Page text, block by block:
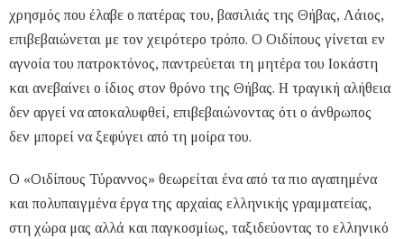
χρησμός που έλαβε ο πατέρας του, βασιλιάς της Θήβας, Λάιος,
επιβεβαιώνεται με τον χειρότερο τρόπο. Ο Οιδίπους γίνεται εν
αγνοία του πατροκτόνος, παντρεύεται τη μητέρα του Ιοκάστη
και ανεβαίνει ο ίδιος στον θρόνο της Θήβας. Η τραγική αλήθεια
δεν αργεί να αποκαλυφθεί, επιβεβαιώνοντας ότι ο άνθρωπος
δεν μπορεί να ξεφύγει από τη μοίρα του.
Ο «Οιδίπους Τύραννος» θεωρείται ένα από τα πιο αγαπημένα
και πολυπαιγμένα έργα της αρχαίας ελληνικής γραμματείας,
στη χώρα μας αλλά και παγκοσμίως, ταξιδεύοντας το ελληνικό